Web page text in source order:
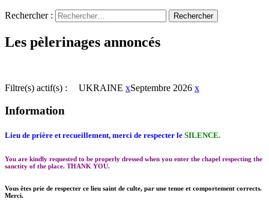
Rechercher :
Les pèlerinages annoncés
Filtre(s) actif(s) : UKRAINE xSeptembre 2026 x
Information
Lieu de prière et recueillement, merci de respecter le SILENCE.
You are kindly requested to be properly dressed when you enter the chapel respecting the
sanctity of the place. THANK YOU.
Vous êtes prie de respecter ce lieu saint de culte, par une tenue et comportement corrects.
Merci.